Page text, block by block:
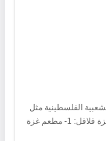
الفلسطينية مثل
الفلافل والحمص والفول والفتة أماكن تواجد مطاعم غزة فلافل: 1- مطعم غزة